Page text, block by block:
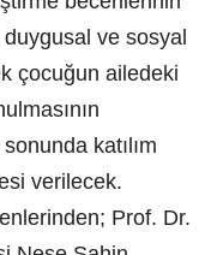
ve sosyal
çocuğun ailedeki
katılım
verilecek.
Prof. Dr.